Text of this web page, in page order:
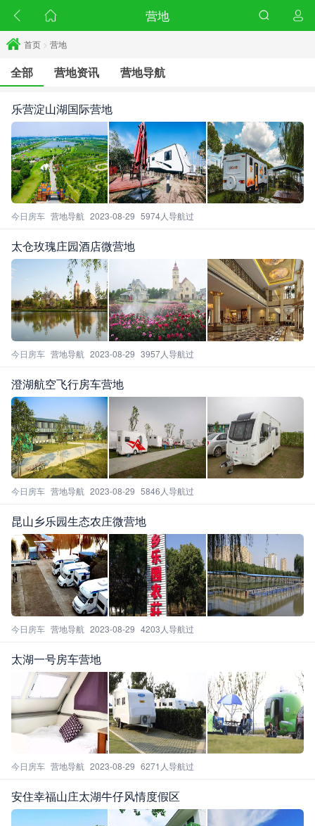
营地
首页 > 营地
全部 营地资讯 营地导航
乐营淀山湖国际营地
今日房车 营地导航 2023-08-29 5974人导航过
太仓玫瑰庄园酒店微营地
今日房车 营地导航 2023-08-29 3957人导航过
澄湖航空飞行房车营地
今日房车 营地导航 2023-08-29 5846人导航过
昆山乡乐园生态农庄微营地
今日房车 营地导航 2023-08-29 4203人导航过
太湖一号房车营地
今日房车 营地导航 2023-08-29 6271人导航过
安住幸福山庄太湖牛仔风情度假区